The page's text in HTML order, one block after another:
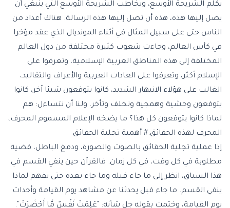
يكلم الشريحة الأوسع، ويخاطب الشريحة الأوسع التي ينبغي أن
يصل إليها هذه، هذه أن تصل إليها هذه الرسالة. هناك أعداد من
الناس حتى على سبيل المثال في أثناء المونديال الذي عقد مؤخرا
في كأس العالم، وجاءت شعوب كثيرة مختلفة من دول العالم
المختلفة إلى هذه المناطق العربية الإسلامية، وتعرفوا على
الإسلام أكثر، وتعرفوا على العادات العربية والأعراف والتقاليد،
الغالب على هؤلاء الانبهار الشديد، كانوا يتوقعون شيئا آخر، كانوا
يتوقعون وحشية وهمجية وتخلف وتأخر. ولنا أن نتساءل: هم
لماذا كانوا يتوقعون كل هذا؟ ما يضخه الإعلام المسموم المحرف،
المحرف لهذه الحقائق.# أهمية تجلية الحقائق
إذا عملية تجلية الحقائق بالصوت والصورة، ودمغ الباطل، قضية
مطلوبة في كل وقت، في كل زمان. فالقرآن حين ينفي القسم في
هذا السياق، انظر إلى ما جاء قبله وما جاء بعده حتى تفهم لماذا
ينفي القسم. ما جاء قبل يحدثنا عن مشاهد يوم القيامة وأحداث
يوم القيامة، وختمت بقوله جل شأنه: " عَلِمَتْ نَفْسٌ مَّا أَحْضَرَتْ ".